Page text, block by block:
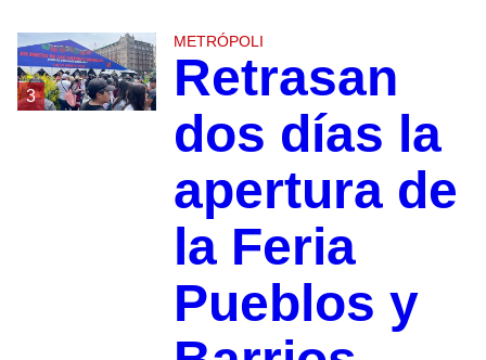
3
METRÓPOLI
Retrasan
dos días la
apertura de
la Feria
Pueblos y